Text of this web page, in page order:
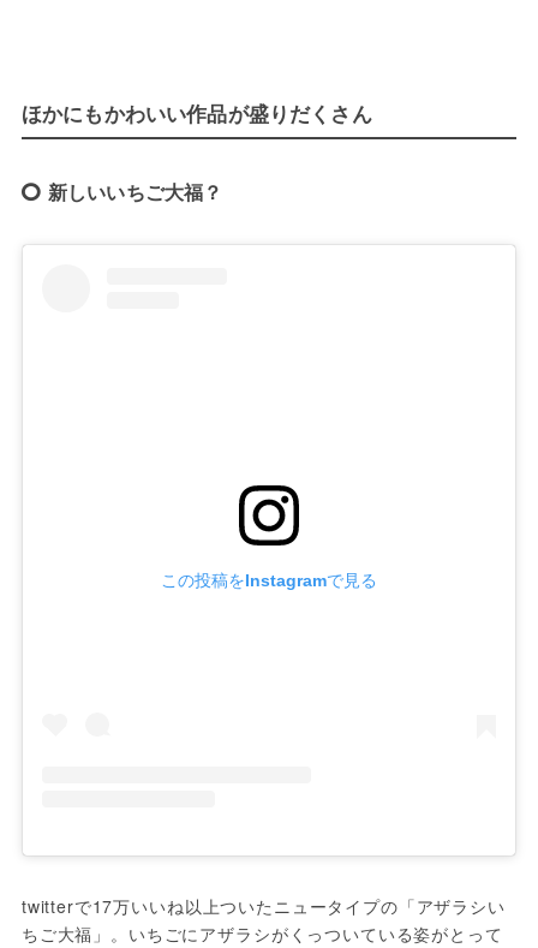
ほかにもかわいい作品が盛りだくさん
新しいいちご大福？
この投稿をInstagramで見る
twitterで17万いいね以上ついたニュータイプの「アザラシい
ちご大福」。いちごにアザラシがくっついている姿がとって